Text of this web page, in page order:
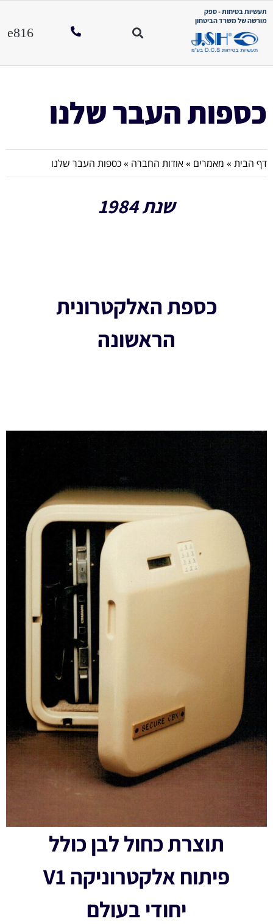
תעשיות בטיחות - ספק
מורשה של משרד הביטחון
כספות העבר שלנו
דף הבית» מאמרים »אודות החברה »כספות העבר שלנו
שנת 1984
כספת האלקטרונית
הראשונה
תוצרת כחול לבן כולל
פיתוח אלקטרוניקה V1
יחודי בעולם